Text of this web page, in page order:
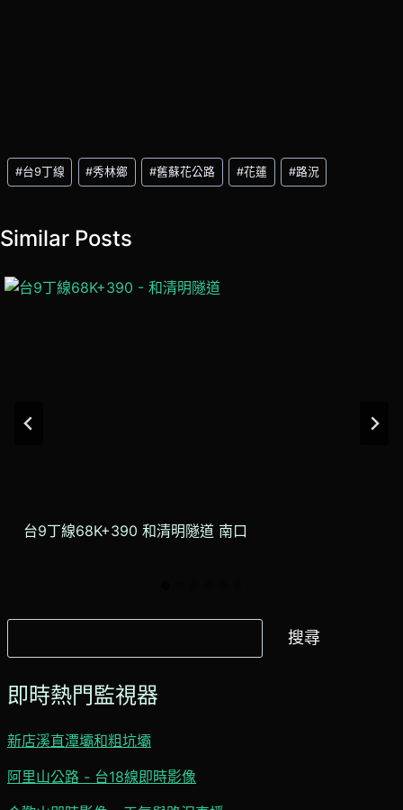
Post
Tags:
#台9丁線 #秀林鄉 #舊蘇花公路 #花蓮 #路況
Similar Posts
台9丁線68K+390 和清明隧道 南口
尋
搜尋
即時熱門監視器
新店溪直潭壩和粗坑壩
阿里山公路 - 台18線即時影像